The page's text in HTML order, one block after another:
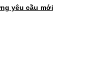
yêu cầu mới